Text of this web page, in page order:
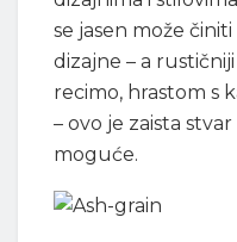
se jasen može
dizajne – a
recimo, hrastom s
– ovo je zaista
moguće.